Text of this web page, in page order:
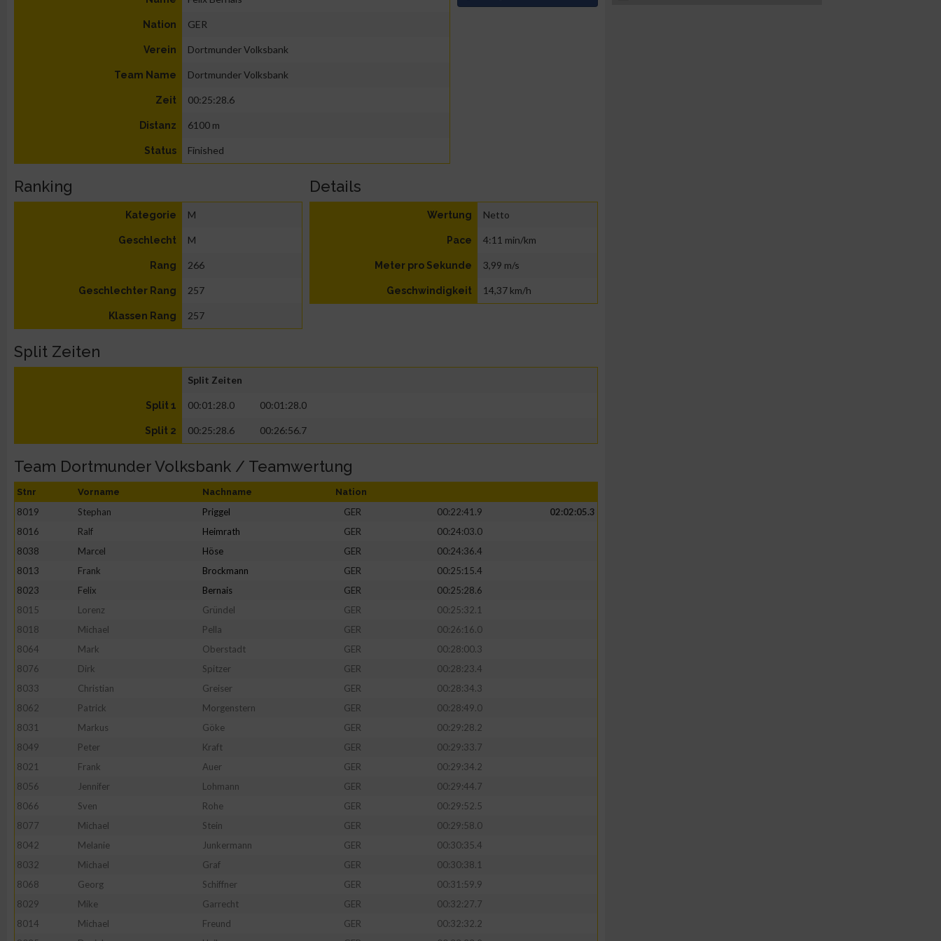
Nation GER
Verein Dortmunder Volksbank
Team Name Dortmunder Volksbank
Zeit 00:25:28.6
Distanz 6100 m
Status Finished
Ranking
Kategorie M
Geschlecht M
Rang 266
Geschlechter Rang 257
Klassen Rang 257
Details
Wertung Netto
Pace 4:11 min/km
Meter pro Sekunde 3,99 m/s
Geschwindigkeit 14,37 km/h
Split Zeiten
Split Zeiten
Split 1 00:01:28.0 00:01:28.0
Split 2 00:25:28.6 00:26:56.7
Team Dortmunder Volksbank / Teamwertung
Stnr Vorname Nachname Nation
8019 Stephan Priggel GER 00:22:41.9
02:02:05.3
8016
Ralf Heimrath GER
00:24:03.0
8038
Marcel Höse GER
00:24:36.4
8013
Frank Brockmann GER
00:25:15.4
8023
Felix Bernais GER
00:25:28.6
8015
Lorenz Gründel GER
00:25:32.1
8018
Michael Pella GER
00:26:16.0
8064
Mark Oberstadt GER
00:28:00.3
8076
Dirk Spitzer GER
00:28:23.4
8033
Christian Greiser GER
00:28:34.3
8062
Patrick Morgenstern GER
00:28:49.0
8031
Markus Göke GER
00:29:28.2
8049
Peter Kraft GER
00:29:33.7
8021
Frank Auer GER
00:29:34.2
8056
Jennifer Lohmann GER
00:29:44.7
8066
Sven Rohe GER
00:29:52.5
8077
Michael Stein GER
00:29:58.0
8042
Melanie Junkermann GER
00:30:35.4
8032
Michael Graf GER
00:30:38.1
8068
Georg Schiffner GER
00:31:59.9
8029
Mike Garrecht GER
00:32:27.7
8014
Michael Freund GER
00:32:32.2